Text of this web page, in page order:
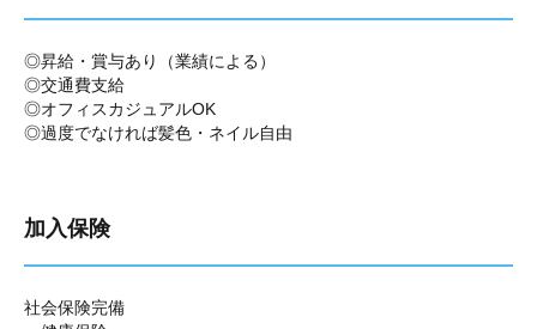
◎昇給・賞与あり（業績による）
◎交通費支給
◎オフィスカジュアルOK
◎過度でなければ髪色・ネイル自由
加入保険
社会保険完備